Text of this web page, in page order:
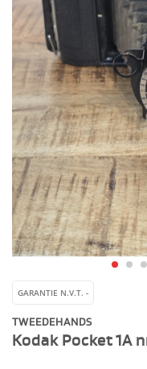
GARANTIE N.V.T. -
TWEEDEHANDS
Kodak Pocket 1A